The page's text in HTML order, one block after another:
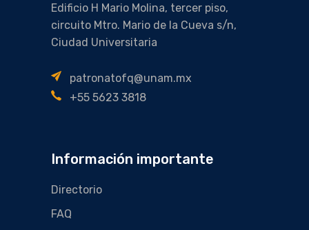
Edificio H Mario Molina, tercer piso,
circuito Mtro. Mario de la Cueva s/n,
Ciudad Universitaria
patronatofq@unam.mx
+55 5623 3818
Información importante
Directorio
FAQ